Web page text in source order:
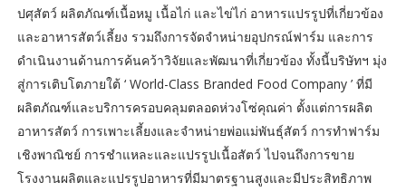
ปศุสัตว์ ผลิตภัณฑ์เนื้อหมู เนื้อไก่ และไข่ไก่ อาหารแปรรูปที่เกี่ยวข้อง
และอาหารสัตว์เลี้ยง รวมถึงการจัดจำหน่ายอุปกรณ์ฟาร์ม และการ
ดำเนินงานด้านการค้นคว้าวิจัยและพัฒนาที่เกี่ยวข้อง ทั้งนี้บริษัทฯ มุ่ง
สู่การเติบโตภายใต้ ‘ World-Class Branded Food Company ’ ที่มี
ผลิตภัณฑ์และบริการครอบคลุมตลอดห่วงโซ่คุณค่า ตั้งแต่การผลิต
อาหารสัตว์ การเพาะเลี้ยงและจำหน่ายพ่อแม่พันธุ์สัตว์ การทำฟาร์ม
เชิงพาณิชย์ การชำแหละและแปรรูปเนื้อสัตว์ ไปจนถึงการขาย
โรงงานผลิตและแปรรูปอาหารที่มีมาตรฐานสูงและมีประสิทธิภาพ